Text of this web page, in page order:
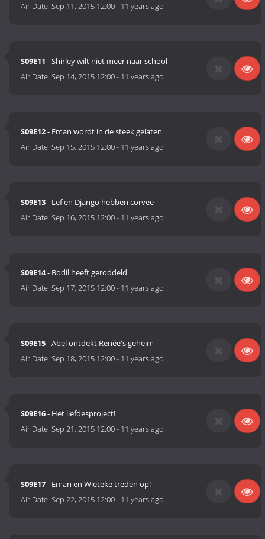
Air Date:Sep 11, 2015 12:00- 11 years ago
S09E11 - Shirley wilt niet meer naar school
Air Date:Sep 14, 2015 12:00- 11 years ago
S09E12- Eman wordt in de steek gelaten
Air Date:Sep 15, 2015 12:00- 11 years ago
S09E13- Lef en Django hebben corvee
Air Date:Sep 16, 2015 12:00- 11 years ago
S09E14- Bodil heeft geroddeld
Air Date:Sep 17, 2015 12:00- 11 years ago
S09E15- Abel ontdekt Renée's geheim
Air Date:Sep 18, 2015 12:00- 11 years ago
S09E16- Het liefdesproject!
Air Date:Sep 21, 2015 12:00- 11 years ago
S09E17- Eman en Wieteke treden op!
Air Date:Sep 22, 2015 12:00- 11 years ago